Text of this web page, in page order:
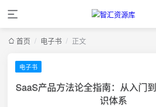
首页 / 电子书 / 正文
电子书
SaaS产品方法论全指南：从入门
识体系